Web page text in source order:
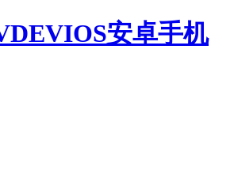
安卓手机